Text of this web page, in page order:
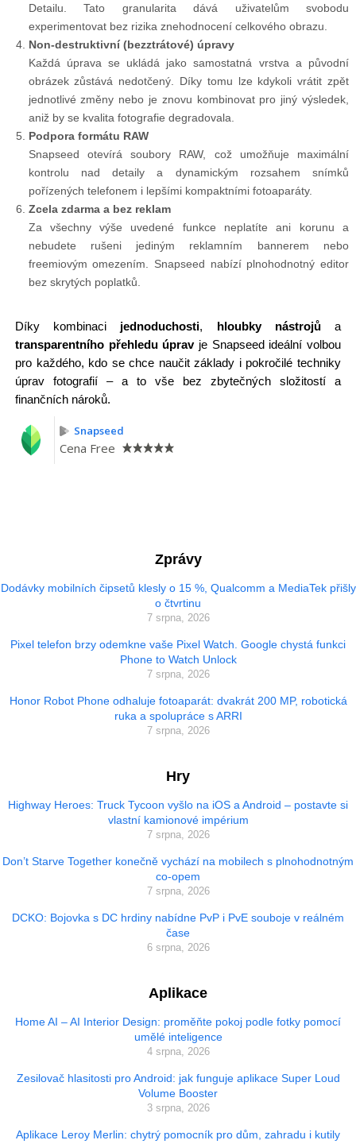
Detailu. Tato granularita dává uživatelům svobodu
experimentovat bez rizika znehodnocení celkového obrazu.
Non-destruktivní (bezztrátové) úpravy
Každá úprava se ukládá jako samostatná vrstva a původní
obrázek zůstává nedotčený. Díky tomu lze kdykoli vrátit zpět
jednotlivé změny nebo je znovu kombinovat pro jiný výsledek,
aniž by se kvalita fotografie degradovala.
Podpora formátu RAW
Snapseed otevírá soubory RAW, což umožňuje maximální
kontrolu nad detaily a dynamickým rozsahem snímků
pořízených telefonem i lepšími kompaktními fotoaparáty.
Zcela zdarma a bez reklam
Za všechny výše uvedené funkce neplatíte ani korunu a
nebudete rušeni jediným reklamním bannerem nebo
freemiovým omezením. Snapseed nabízí plnohodnotný editor
bez skrytých poplatků.
Díky kombinaci jednoduchosti, hloubky nástrojůa
transparentního přehledu úpravje Snapseed ideální volbou
pro každého, kdo se chce naučit základy i pokročilé techniky
úprav fotografií – a to vše bez zbytečných složitostí a
finančních nároků.
Snapseed
Cena Free
Zprávy
Dodávky mobilních čipsetů klesly o 15 %, Qualcomm a MediaTek přišly
o čtvrtinu
7 srpna, 2026
Pixel telefon brzy odemkne vaše Pixel Watch. Google chystá funkci
Phone to Watch Unlock
7 srpna, 2026
Honor Robot Phone odhaluje fotoaparát: dvakrát 200 MP, robotická
ruka a spolupráce s ARRI
7 srpna, 2026
Hry
Highway Heroes: Truck Tycoon vyšlo na iOS a Android – postavte si
vlastní kamionové impérium
7 srpna, 2026
Don’t Starve Together konečně vychází na mobilech s plnohodnotným
co-opem
7 srpna, 2026
DCKO: Bojovka s DC hrdiny nabídne PvP i PvE souboje v reálném
čase
6 srpna, 2026
Aplikace
Home AI – AI Interior Design: proměňte pokoj podle fotky pomocí
umělé inteligence
4 srpna, 2026
Zesilovač hlasitosti pro Android: jak funguje aplikace Super Loud
Volume Booster
3 srpna, 2026
Aplikace Leroy Merlin: chytrý pomocník pro dům, zahradu i kutily